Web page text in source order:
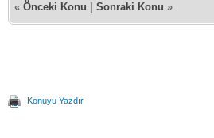
« Önceki Konu Sonraki Konu »
Konuyu Yazdır